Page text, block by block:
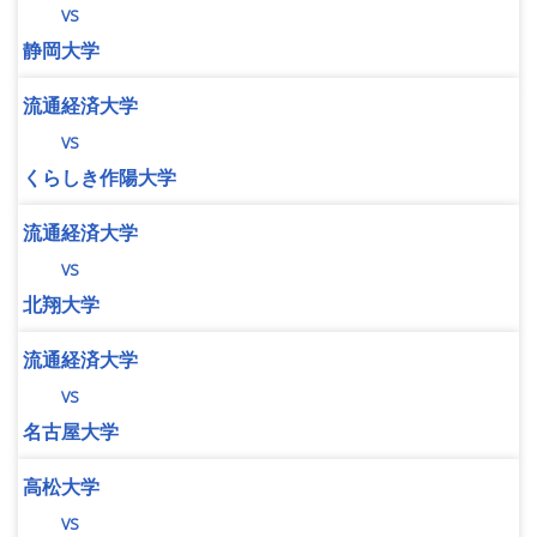
vs
静岡大学
流通経済大学
vs
くらしき作陽大学
流通経済大学
vs
北翔大学
流通経済大学
vs
名古屋大学
高松大学
vs